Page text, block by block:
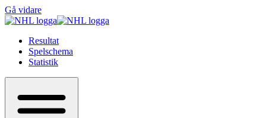
Gå vidare
Resultat
Spelschema
Statistik